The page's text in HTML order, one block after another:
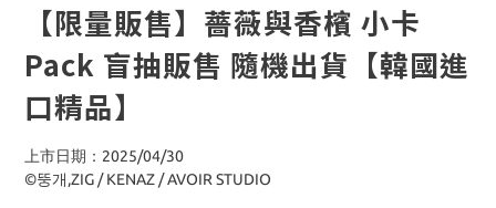
【限量販售】薔薇與香檳 小卡
Pack 盲抽販售 隨機出貨【韓國進
口精品】
上市日期：2025/04/30
©뚱개,ZIG / KENAZ / AVOIR STUDIO